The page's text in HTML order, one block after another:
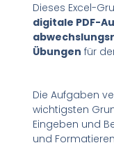
Dieses Excel-
digitale PDF-
Übungen für
Die Aufgaben
wichtigsten
Eingeben und
und